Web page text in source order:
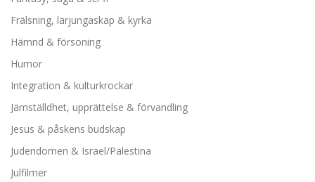
Frälsning, lärjungaskap & kyrka
Hämnd & försoning
Humor
Integration & kulturkrockar
Jämställdhet, upprättelse & förvandling
Jesus & påskens budskap
Judendomen & Israel/Palestina
Julfilmer